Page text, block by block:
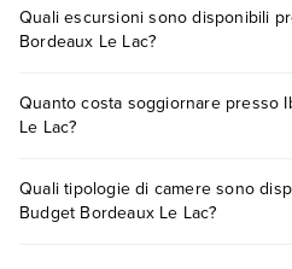
Quali escursioni sono disponibili
Bordeaux Le Lac?
presso Ibis Budget Bordeaux Le
sezione dedicata
Quanto costa soggiornare presso
Le Lac?
base a vari fattori (per es. date,
consultare i prezzi, compila il
Quali tipologie di camere sono
Budget Bordeaux Le Lac?